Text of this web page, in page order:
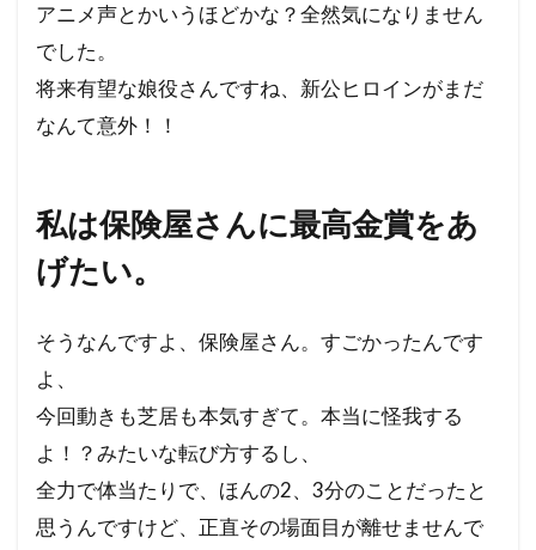
アニメ声とかいうほどかな？全然気になりません
でした。
将来有望な娘役さんですね、新公ヒロインがまだ
なんて意外！！
私は保険屋さんに最高金賞をあ
げたい。
そうなんですよ、保険屋さん。すごかったんです
よ、
今回動きも芝居も本気すぎて。本当に怪我する
よ！？みたいな転び方するし、
全力で体当たりで、ほんの2、3分のことだったと
思うんですけど、正直その場面目が離せませんで